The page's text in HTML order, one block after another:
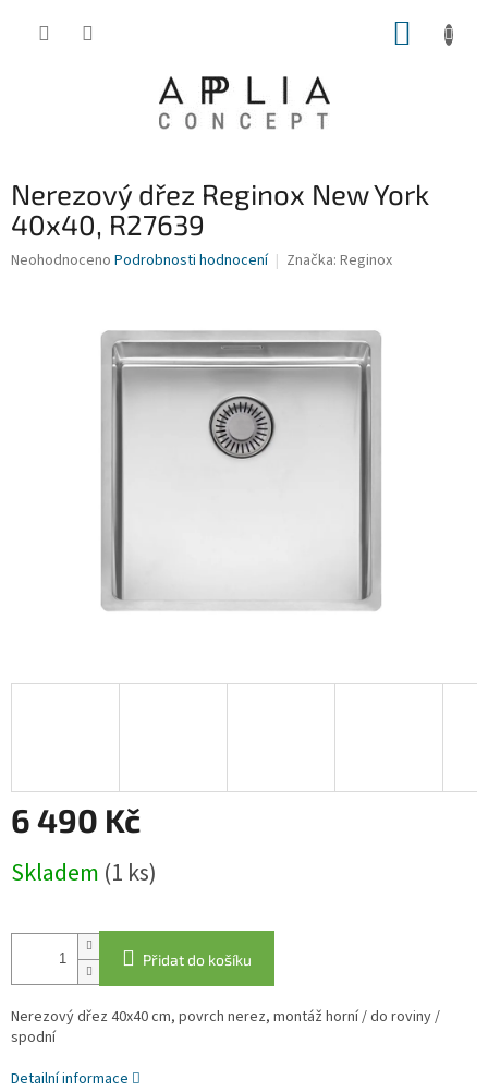
Nerezový dřez Reginox New York
40x40, R27639
Průměrné
Neohodnoceno Podrobnosti hodnocení Značka: Reginox
6 490 Kč
cena:
Skladem (1 ks)
Přidat do košíku
Nerezový dřez 40x40 cm, povrch nerez, montáž horní / do roviny /
spodní
Detailní informace